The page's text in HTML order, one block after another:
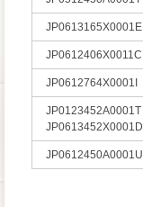
JP0613165X0001E
JP0612406X0011C
JP0612764X0001I
JP0123452A0001T
JP0613452X0001D
JP0612450A0001U